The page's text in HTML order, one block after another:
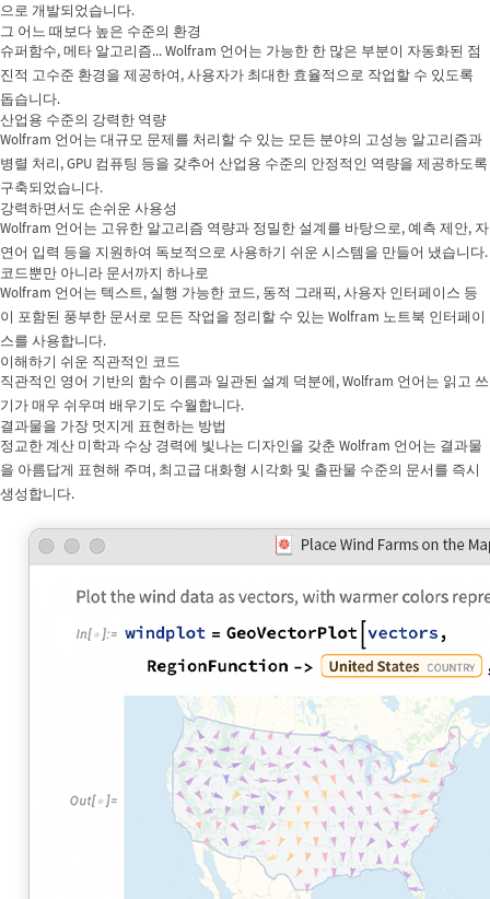
으로 개발되었습니다.
그 어느 때보다 높은 수준의 환경
슈퍼함수, 메타 알고리즘... Wolfram 언어는 가능한 한 많은 부분이 자동화된 점
진적 고수준 환경을 제공하여, 사용자가 최대한 효율적으로 작업할 수 있도록
돕습니다.
산업용 수준의 강력한 역량
Wolfram 언어는 대규모 문제를 처리할 수 있는 모든 분야의 고성능 알고리즘과
병렬 처리, GPU 컴퓨팅 등을 갖추어 산업용 수준의 안정적인 역량을 제공하도록
구축되었습니다.
강력하면서도 손쉬운 사용성
Wolfram 언어는 고유한 알고리즘 역량과 정밀한 설계를 바탕으로, 예측 제안, 자
연어 입력 등을 지원하여 독보적으로 사용하기 쉬운 시스템을 만들어 냈습니다.
코드뿐만 아니라 문서까지 하나로
Wolfram 언어는 텍스트, 실행 가능한 코드, 동적 그래픽, 사용자 인터페이스 등
이 포함된 풍부한 문서로 모든 작업을 정리할 수 있는 Wolfram 노트북 인터페이
스를 사용합니다.
이해하기 쉬운 직관적인 코드
직관적인 영어 기반의 함수 이름과 일관된 설계 덕분에, Wolfram 언어는 읽고 쓰
기가 매우 쉬우며 배우기도 수월합니다.
결과물을 가장 멋지게 표현하는 방법
정교한 계산 미학과 수상 경력에 빛나는 디자인을 갖춘 Wolfram 언어는 결과물
을 아름답게 표현해 주며, 최고급 대화형 시각화 및 출판물 수준의 문서를 즉시
생성합니다.